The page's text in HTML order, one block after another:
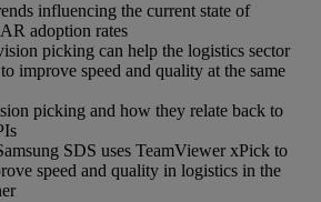
influencing the current state of
adoption rates
picking can help the logistics sector
improve speed and quality at the same
picking and how they relate back to
SDS uses TeamViewer xPick to
speed and quality in logistics in the